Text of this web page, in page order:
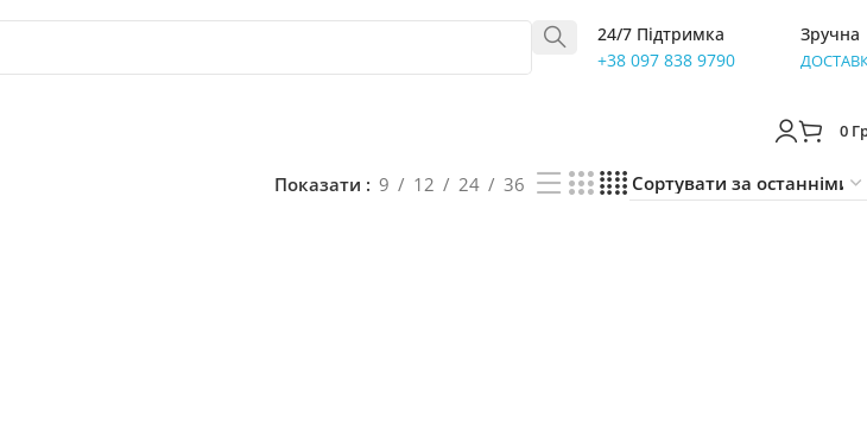
24/7 Підтримка
+38 097 838 9790
Зручна
0
Показати 9 12 24 36